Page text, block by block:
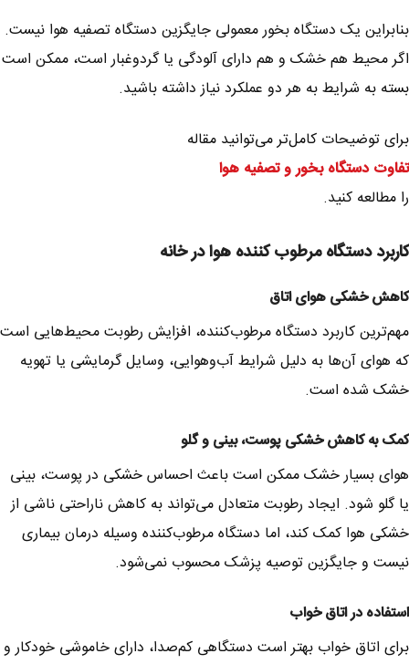
بنابراین یک دستگاه بخور معمولی جایگزین دستگاه تصفیه هوا نیست.
اگر محیط هم خشک و هم دارای آلودگی یا گردوغبار است، ممکن است
بسته به شرایط به هر دو عملکرد نیاز داشته باشید.
برای توضیحات کامل‌تر می‌توانید مقاله
تفاوت دستگاه بخور و تصفیه هوا
را مطالعه کنید.
کاربرد دستگاه مرطوب کننده هوا در خانه
کاهش خشکی هوای اتاق
مهم‌ترین کاربرد دستگاه مرطوب‌کننده، افزایش رطوبت محیط‌هایی است
که هوای آن‌ها به دلیل شرایط آب‌وهوایی، وسایل گرمایشی یا تهویه
خشک شده است.
کمک به کاهش خشکی پوست، بینی و گلو
هوای بسیار خشک ممکن است باعث احساس خشکی در پوست، بینی
یا گلو شود. ایجاد رطوبت متعادل می‌تواند به کاهش ناراحتی ناشی از
خشکی هوا کمک کند، اما دستگاه مرطوب‌کننده وسیله درمان بیماری
نیست و جایگزین توصیه پزشک محسوب نمی‌شود.
استفاده در اتاق خواب
برای اتاق خواب بهتر است دستگاهی کم‌صدا، دارای خاموشی خودکار و